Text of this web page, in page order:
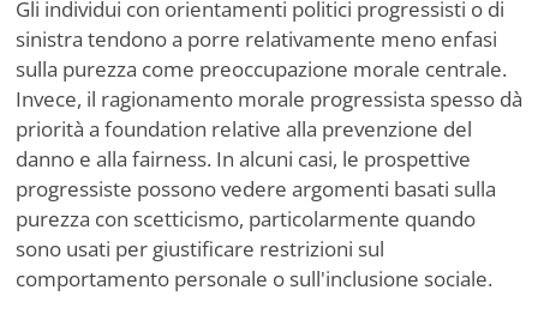
Gli individui con orientamenti politici progressisti o di
sinistra tendono a porre relativamente meno enfasi
sulla purezza come preoccupazione morale centrale.
Invece, il ragionamento morale progressista spesso dà
priorità a foundation relative alla prevenzione del
danno e alla fairness. In alcuni casi, le prospettive
progressiste possono vedere argomenti basati sulla
purezza con scetticismo, particolarmente quando
sono usati per giustificare restrizioni sul
comportamento personale o sull'inclusione sociale.